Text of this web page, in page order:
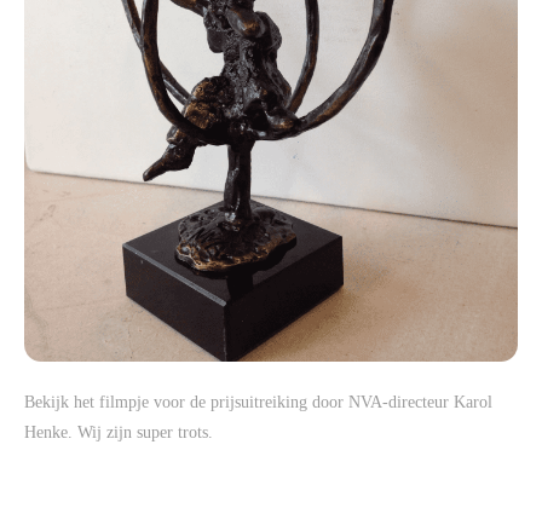
Bekijk het filmpje voor de prijsuitreiking door NVA-directeur Karol
Henke. Wij zijn super trots.